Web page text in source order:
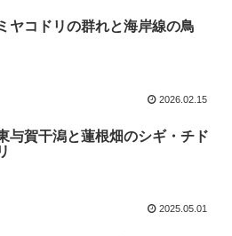
ヤコドリの群れと海岸線の鳥
2026.02.15
与賀干潟と蓮根畑のシギ・チド
2025.05.01